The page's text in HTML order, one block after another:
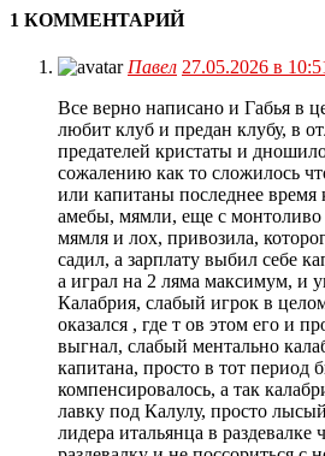
1 КОММЕНТАРИЙ
Павел 27.05.2026 в
Все верно написано и Габья в
любит клуб и предан клубу, в
предателей кристаты и
сожалению как то сложилось
или капитаны последнее время
амебы, мямли, еще с
мямля и лох, привозила,
садил, а зарплату выбил себе
а играл на 2 ляма максимум, и
Калабрия, слабый игрок в
оказался , где т ов этом его и
выгнал, слабый ментально
капитана, просто в тот период
компенсировалось, а так
лавку под Калулу, просто
лидера итальянца в раздевалке